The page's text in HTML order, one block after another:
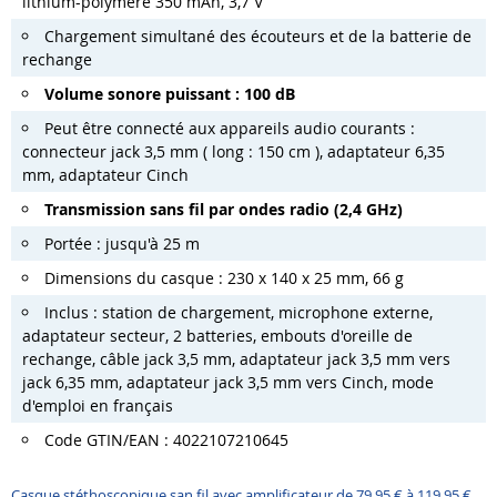
Chargement simultané des écouteurs et de la batterie de
rechange
Volume sonore puissant : 100 dB
Peut être connecté aux appareils audio courants :
connecteur jack 3,5 mm ( long : 150 cm ), adaptateur 6,35
mm, adaptateur Cinch
Transmission sans fil par ondes radio (2,4 GHz)
Portée : jusqu'à 25 m
Dimensions du casque : 230 x 140 x 25 mm, 66 g
Inclus : station de chargement, microphone externe,
adaptateur secteur, 2 batteries, embouts d'oreille de
rechange, câble jack 3,5 mm, adaptateur jack 3,5 mm vers
jack 6,35 mm, adaptateur jack 3,5 mm vers Cinch, mode
d'emploi en français
Code GTIN/EAN : 4022107210645